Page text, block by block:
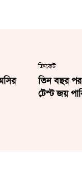
ক্রিকেট
তিন বছর পর
টেস্ট জয়